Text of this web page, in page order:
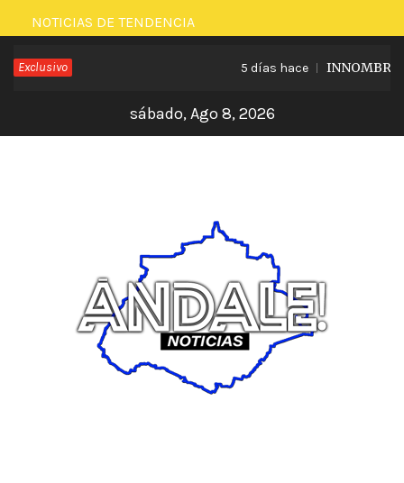
Saltar
al
contenido
NOTICIAS DE TENDENCIA
Exclusivo 5 días hace
sábado, Ago 8, 2026